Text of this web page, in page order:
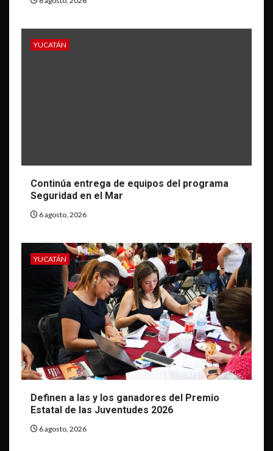
YUCATÁN
Continúa entrega de equipos del programa
Seguridad en el Mar
6 agosto, 2026
YUCATÁN
Definen a las y los ganadores del Premio
Estatal de las Juventudes 2026
6 agosto, 2026